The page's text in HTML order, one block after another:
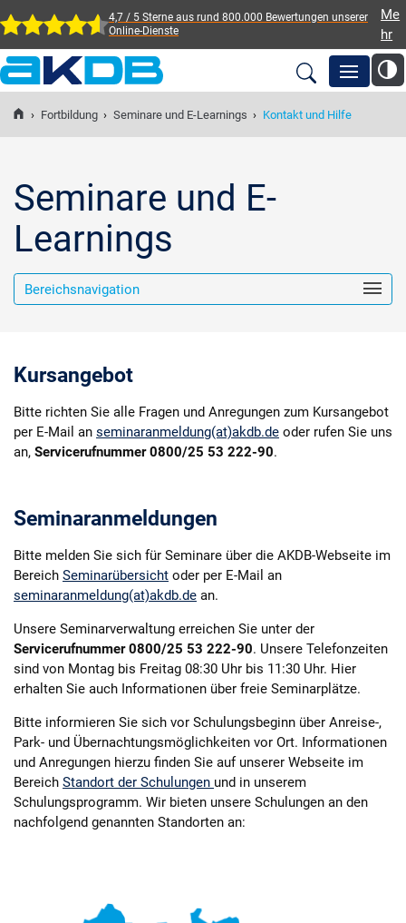
4,7 / 5 Sterne aus rund 800.000 Bewertungen unserer
Online-Dienste
Me
hr
AKDB Anstalt für
Kommunale
Datenverarbeitung in
Newsroom
Lösungen
Veranstaltungen
Fortbildung
Karriere
› Fortbildung › Seminare und E-Learnings › Kontakt und Hilfe
Seminare und E-
Learnings
Bereichsnavigation
Kursangebot
Bitte richten Sie alle Fragen und Anregungen zum Kursangebot
per E-Mail an seminaranmeldung(at)akdb.de oder rufen Sie uns
an, Servicerufnummer 0800/25 53 222-90.
Seminaranmeldungen
Bitte melden Sie sich für Seminare über die AKDB-Webseite im
Bereich Seminarübersicht oder per E-Mail an
seminaranmeldung(at)akdb.de an.
Unsere Seminarverwaltung erreichen Sie unter der
Servicerufnummer 0800/25 53 222-90. Unsere Telefonzeiten
sind von Montag bis Freitag 08:30 Uhr bis 11:30 Uhr. Hier
erhalten Sie auch Informationen über freie Seminarplätze.
Bitte informieren Sie sich vor Schulungsbeginn über Anreise-,
Park- und Übernachtungsmöglichkeiten vor Ort. Informationen
und Anregungen hierzu finden Sie auf unserer Webseite im
Bereich Standort der Schulungen und in unserem
Schulungsprogramm. Wir bieten unsere Schulungen an den
nachfolgend genannten Standorten an: